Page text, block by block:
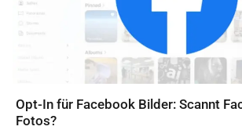
Opt-In für Facebook Bilder: Scannt
Fotos?